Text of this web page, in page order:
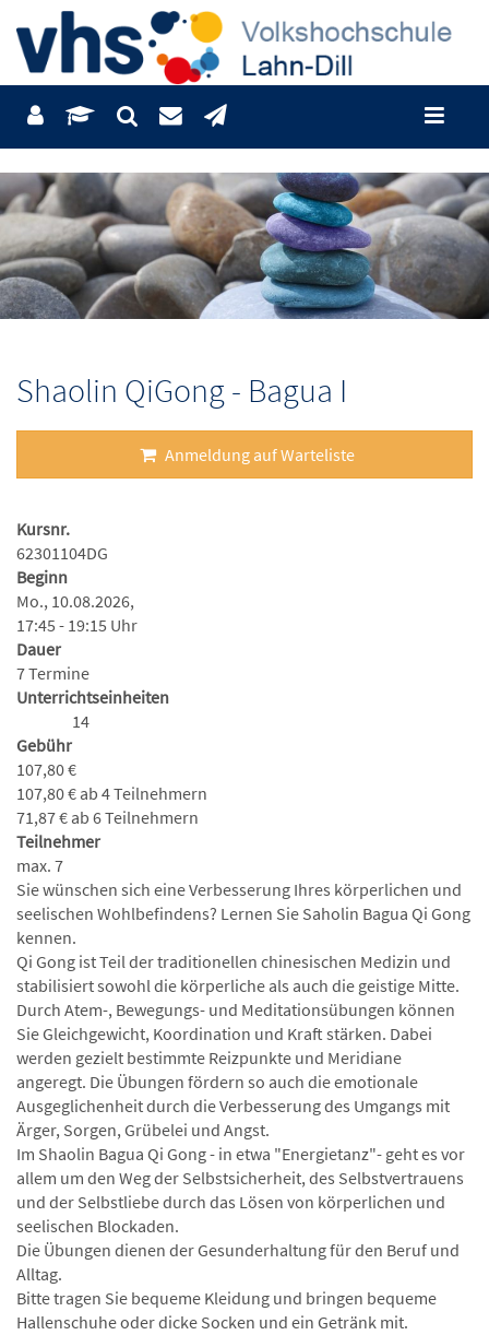
Shaolin QiGong - Bagua I
Anmeldung auf Warteliste
Kursnr.
62301104DG
Beginn
Mo., 10.08.2026,
17:45 - 19:15 Uhr
Dauer
7 Termine
Unterrichtseinheiten
14
Gebühr
107,80 €
107,80 € ab 4 Teilnehmern
71,87 € ab 6 Teilnehmern
Teilnehmer
max. 7
Sie wünschen sich eine Verbesserung Ihres körperlichen und
seelischen Wohlbefindens? Lernen Sie Saholin Bagua Qi Gong
kennen.
Qi Gong ist Teil der traditionellen chinesischen Medizin und
stabilisiert sowohl die körperliche als auch die geistige Mitte.
Durch Atem-, Bewegungs- und Meditationsübungen können
Sie Gleichgewicht, Koordination und Kraft stärken. Dabei
werden gezielt bestimmte Reizpunkte und Meridiane
angeregt. Die Übungen fördern so auch die emotionale
Ausgeglichenheit durch die Verbesserung des Umgangs mit
Ärger, Sorgen, Grübelei und Angst.
Im Shaolin Bagua Qi Gong - in etwa "Energietanz"- geht es vor
allem um den Weg der Selbstsicherheit, des Selbstvertrauens
und der Selbstliebe durch das Lösen von körperlichen und
seelischen Blockaden.
Die Übungen dienen der Gesunderhaltung für den Beruf und
Alltag.
Bitte tragen Sie bequeme Kleidung und bringen bequeme
Hallenschuhe oder dicke Socken und ein Getränk mit.